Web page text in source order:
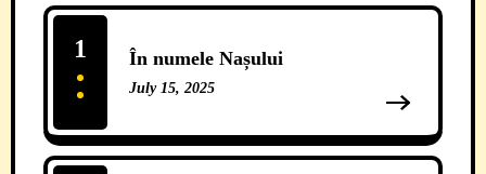
În numele Nașului
July 15, 2025
1